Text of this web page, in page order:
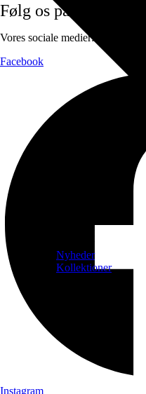
Nyheder
Kollektioner
Følg os på
Vores sociale medier:
Facebook
Instagram